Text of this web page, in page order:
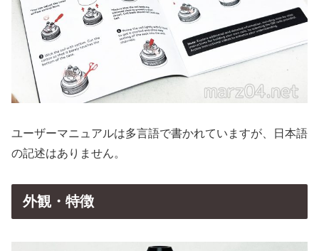
ユーザーマニュアルは多言語で書かれていますが、日本語
の記述はありません。
外観・特徴